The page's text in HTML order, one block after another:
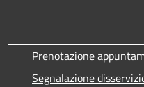
Prenotazione
Segnalazione